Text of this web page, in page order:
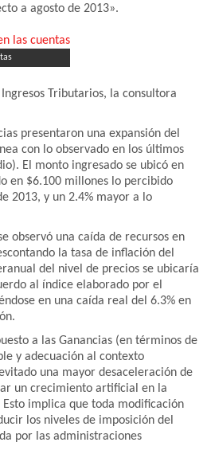
a agosto de 2013».
Tributarios, la consultora
presentaron una expansión del
con lo observado en los últimos
El monto ingresado se ubicó en
en $6.100 millones lo percibido
2013, y un 2.4% mayor a lo
observó una caída de recursos en
la tasa de inflación del
del nivel de precios se ubicaría
al índice elaborado por el
en una caída real del 6.3% en
a las Ganancias (en términos de
y adecuación al contexto
una mayor desaceleración de
un crecimiento artificial en la
implica que toda modificación
los niveles de imposición del
por las administraciones